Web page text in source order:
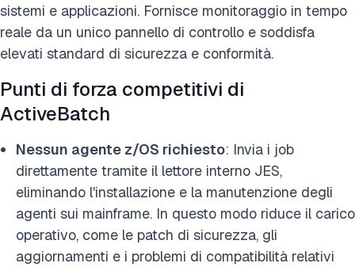
sistemi e applicazioni. Fornisce monitoraggio in tempo
reale da un unico pannello di controllo e soddisfa
elevati standard di sicurezza e conformità.
Punti di forza competitivi di
ActiveBatch
Nessun agente z/OS richiesto: Invia i job
direttamente tramite il lettore interno JES,
eliminando l'installazione e la manutenzione degli
agenti sui mainframe. In questo modo riduce il carico
operativo, come le patch di sicurezza, gli
aggiornamenti e i problemi di compatibilità relativi